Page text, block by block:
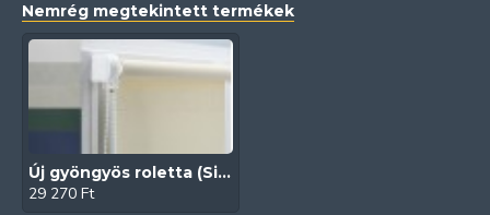
Nemrég megtekintett termékek
Új gyöngyös roletta (Silver)
29 270 Ft